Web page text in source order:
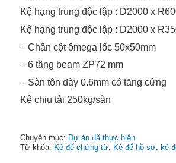
Kệ hạng trung độc lập : D2000 x
Kệ hạng trung độc lập : D2000 x
– Chân cột ômega lốc 50x50mm
– 6 tầng beam ZP72 mm
– Sàn tôn dày 0.6mm có tăng cứng
Kệ chịu tải 250kg/sàn
Chuyên mục: Dự án đã thực hiện
Từ khóa: Kệ để chứng từ Kệ để hồ sơ kệ